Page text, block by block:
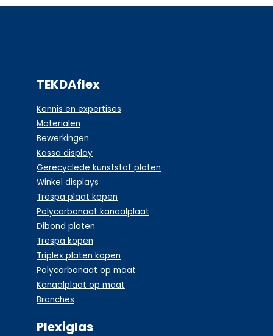
TEKDAflex
Kennis en expertises
Materialen
Bewerkingen
Kassa display
Gerecyclede kunststof platen
Winkel displays
Trespa plaat kopen
Polycarbonaat kanaalplaat
Dibond platen
Trespa kopen
Triplex platen kopen
Polycarbonaat op maat
Kanaalplaat op maat
Branches
Plexiglas